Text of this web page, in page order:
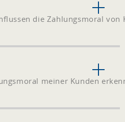
die Zahlungsmoral von
meiner Kunden